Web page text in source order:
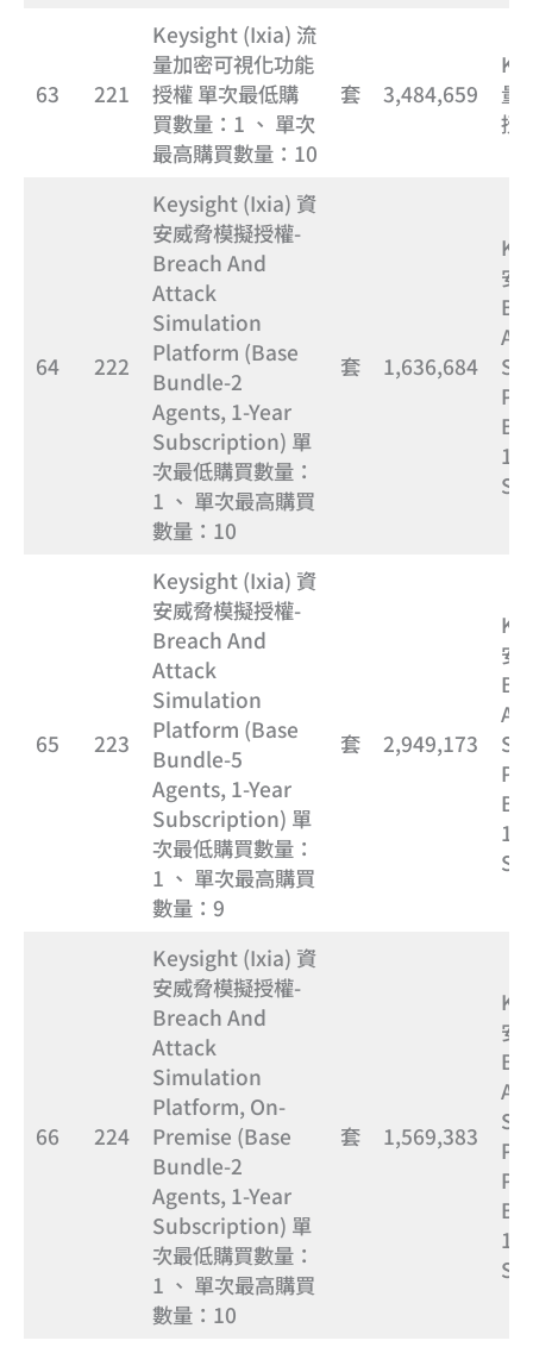
63 221
Keysight (Ixia) 流
量加密可視化功能
授權 單次最低購
買數量：1 、 單次
最高購買數量：10
套 3,484,659
量
授
64 222
Keysight (Ixia) 資
安威脅模擬授權-
Breach And
Attack
Simulation
Platform (Base
Bundle-2
Agents, 1-Year
Subscription) 單
次最低購買數量：
1 、 單次最高購買
數量：10
套 1,636,684
安
1-
65 223
Keysight (Ixia) 資
安威脅模擬授權-
Breach And
Attack
Simulation
Platform (Base
Bundle-5
Agents, 1-Year
Subscription) 單
次最低購買數量：
1 、 單次最高購買
數量：9
套 2,949,173
安
1-
66 224
Keysight (Ixia) 資
安威脅模擬授權-
Breach And
Attack
Simulation
Platform, On-
Premise (Base
Bundle-2
Agents, 1-Year
Subscription) 單
次最低購買數量：
1 、 單次最高購買
數量：10
套 1,569,383
安
1-